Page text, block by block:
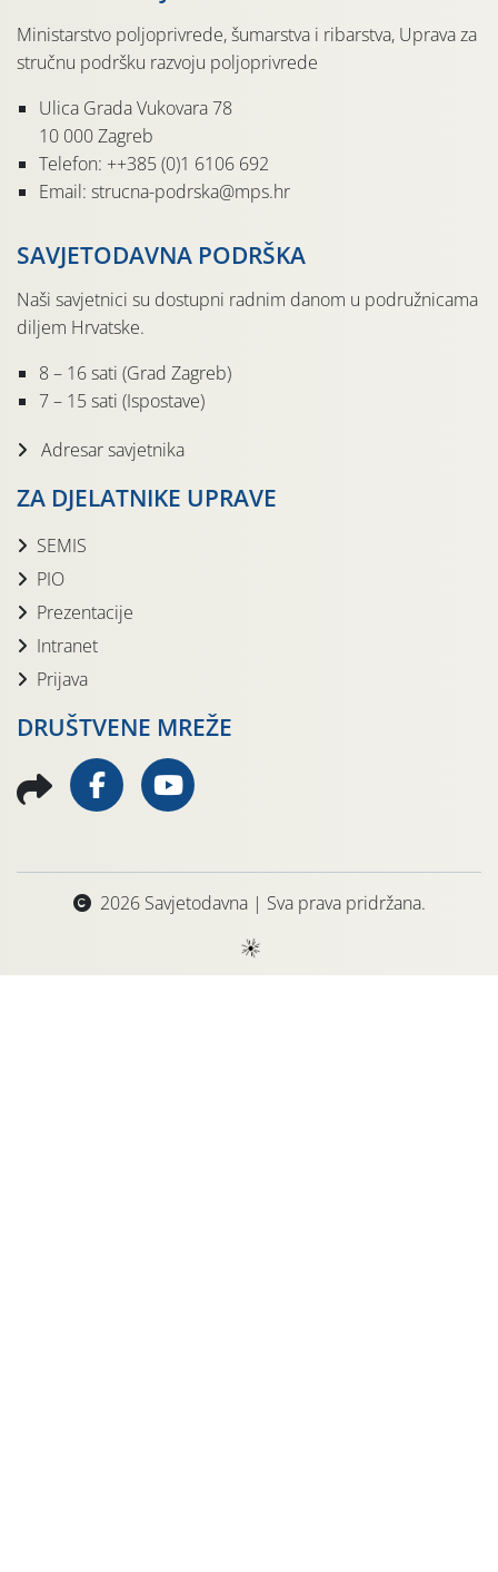
Ministarstvo poljoprivrede, šumarstva i ribarstva, Uprava za
stručnu podršku razvoju poljoprivrede
Ulica Grada Vukovara 78
10 000 Zagreb
Telefon: ++385 (0)1 6106 692
Email: strucna-podrska@mps.hr
SAVJETODAVNA PODRŠKA
Naši savjetnici su dostupni radnim danom u podružnicama
diljem Hrvatske.
8 – 16 sati (Grad Zagreb)
7 – 15 sati (Ispostave)
Adresar savjetnika
ZA DJELATNIKE UPRAVE
SEMIS
PIO
Prezentacije
Intranet
Prijava
DRUŠTVENE MREŽE
2026 Savjetodavna | Sva prava pridržana.